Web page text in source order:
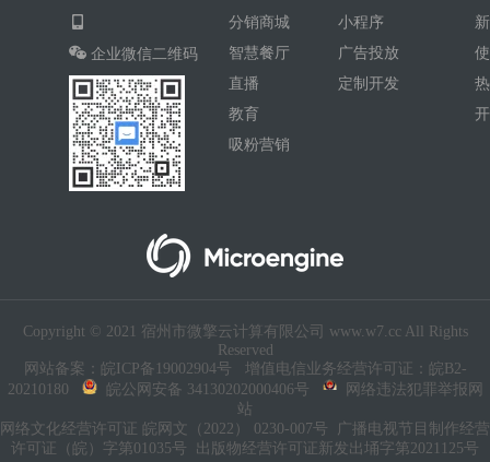
商城
游戏 租赁合同 上门
小程序商城 saas AI音乐
招聘 AI小程序
体育馆网球篮球羽毛球
驾校小程序
AI数字人 交互数字人
论坛 视频混剪
短剧 抖音|快手|视频号 diy
热门短剧系统 跑腿
企业微信二维码
分销商城
智慧餐厅
直播
教育
吸粉营销
小程序
广告投放
定制开发
Copyright © 2021 宿州市微擎云计算有限公司 www.w7.cc All Rights
Reserved
网站备案：皖ICP备19002904号 增值电信业务经营许可证：皖B2-
20210180
皖公网安备 34130202000406号
网络违法犯罪举报网
站
网络文化经营许可证 皖网文（2022） 0230-007号 广播电视节目制作经营
许可证（皖）字第01035号 出版物经营许可证新发出埇字第2021125号